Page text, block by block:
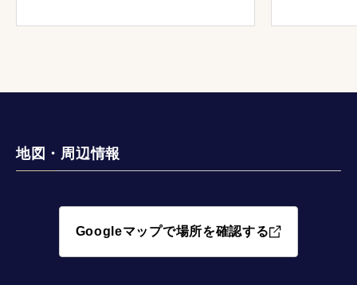
地図・周辺情報
Googleマップで場所を確認する